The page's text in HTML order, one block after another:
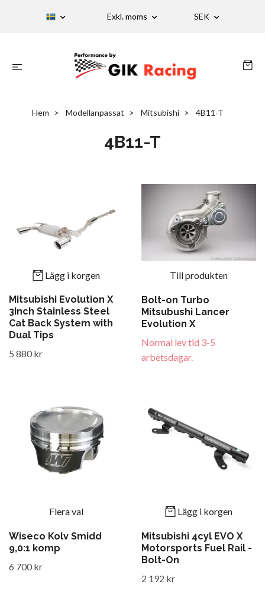
Exkl. moms SEK
Hem Modellanpassat Mitsubishi 4B11-T
4B11-T
Lägg i korgen
Mitsubishi Evolution X
3Inch Stainless Steel
Cat Back System with
Dual Tips
5 880 kr
Till produkten
Bolt-on Turbo
Mitsubushi Lancer
Evolution X
Normal lev tid 3-5
arbetsdagar.
Flera val
Wiseco Kolv Smidd
9,0:1 komp
6 700 kr
Lägg i korgen
Mitsubishi 4cyl EVO X
Motorsports Fuel Rail -
Bolt-On
2 192 kr